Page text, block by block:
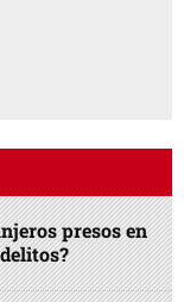
presos en